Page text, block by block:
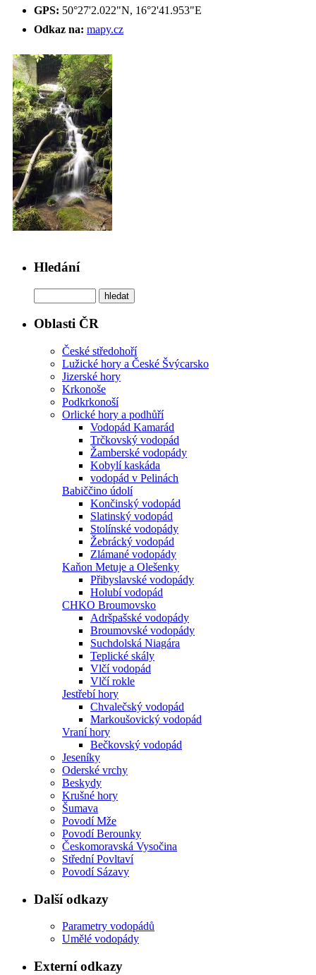
GPS: 50°27'2.022"N, 16°2'41.953"E
Odkaz na: mapy.cz
Hledání
Oblasti ČR
České středohoří
Lužické hory a České Švýcarsko
Jizerské hory
Krkonoše
Podkrkonoší
Orlické hory a podhůří
Vodopád Kamarád
Trčkovský vodopád
Žamberské vodopády
Kobylí kaskáda
vodopád v Pelinách
Babiččino údolí
Končinský vodopád
Slatinský vodopád
Stolínské vodopády
Žebrácký vodopád
Zlámané vodopády
Kaňon Metuje a Olešenky
Přibyslavské vodopády
Holubí vodopád
CHKO Broumovsko
Adršpašské vodopády
Broumovské vodopády
Suchdolská Niagára
Teplické skály
Vlčí vodopád
Vlčí rokle
Jestřebí hory
Chvalečský vodopád
Markoušovický vodopád
Vraní hory
Bečkovský vodopád
Jeseníky
Oderské vrchy
Beskydy
Krušné hory
Šumava
Povodí Mže
Povodí Berounky
Českomoravská Vysočina
Střední Povltaví
Povodí Sázavy
Další odkazy
Parametry vodopádů
Umělé vodopády
Externí odkazy